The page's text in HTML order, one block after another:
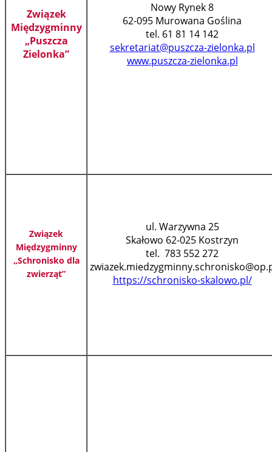
Związek
Międzygminny
„Puszcza
Zielonka”
Nowy Rynek 8
62-095 Murowana Goślina
tel. 61 81 14 142
sekretariat@puszcza-zielonka.pl
www.puszcza-zielonka.pl
Związek
Międzygminny
„Schronisko dla
zwierząt”
ul. Warzywna 25
Skałowo 62-025 Kostrzyn
tel. 783 552 272
https://schronisko-skalowo.pl/